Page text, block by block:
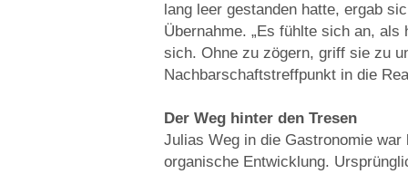
lang leer gestanden hatte, ergab
Übernahme. „Es fühlte sich an,
sich. Ohne zu zögern, griff sie zu
Nachbarschaftstreffpunkt in die
Der Weg hinter den Tresen
Julias Weg in die Gastronomie
organische Entwicklung.